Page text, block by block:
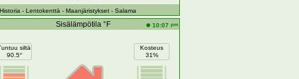
- Lentokenttä - Maanjäristykset - Salama
Sisälämpötila °F 10:07 pm
siltä
90.5°
Kosteus
31%